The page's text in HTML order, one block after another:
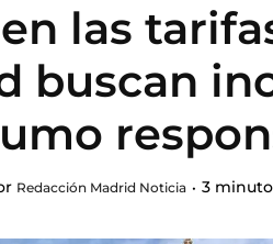
las
buscan
Redacción Madrid Noticia 3